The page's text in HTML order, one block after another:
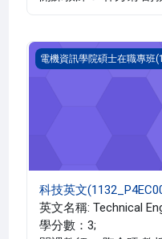
科技英文
電機資訊學院碩士在職專班
科技英文
英文名稱: Technical
學分數：3;